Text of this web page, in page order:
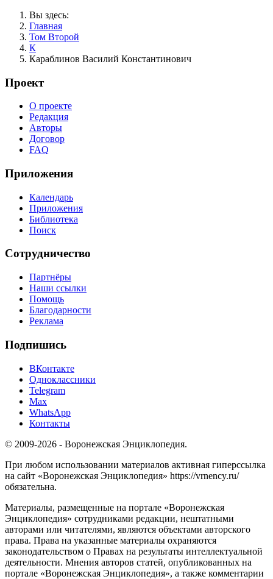
Вы здесь:
Главная
Том Второй
К
Караблинов Василий Константинович
Проект
О проекте
Редакция
Авторы
Договор
FAQ
Приложения
Календарь
Приложения
Библиотека
Поиск
Сотрудничество
Партнёры
Наши ссылки
Помощь
Благодарности
Реклама
Подпишись
ВКонтакте
Одноклассники
Telegram
Max
WhatsApp
Контакты
© 2009-2026 - Воронежская Энциклопедия.
При любом использовании материалов активная гиперссылка
на сайт «Воронежская Энциклопедия» https://vrnency.ru/
обязательна.
Материалы, размещенные на портале «Воронежская
Энциклопедия» сотрудниками редакции, нештатными
авторами или читателями, являются объектами авторского
права. Права на указанные материалы охраняются
законодательством о Правах на результаты интеллектуальной
деятельности. Мнения авторов статей, опубликованных на
портале «Воронежская Энциклопедия», а также комментарии